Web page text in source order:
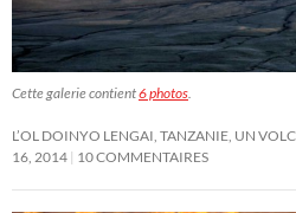
Cette galerie contient6 photos
L’OL DOINYO LENGAI, TANZANIE, UN
16, 2014 10 COMMENTAIRES